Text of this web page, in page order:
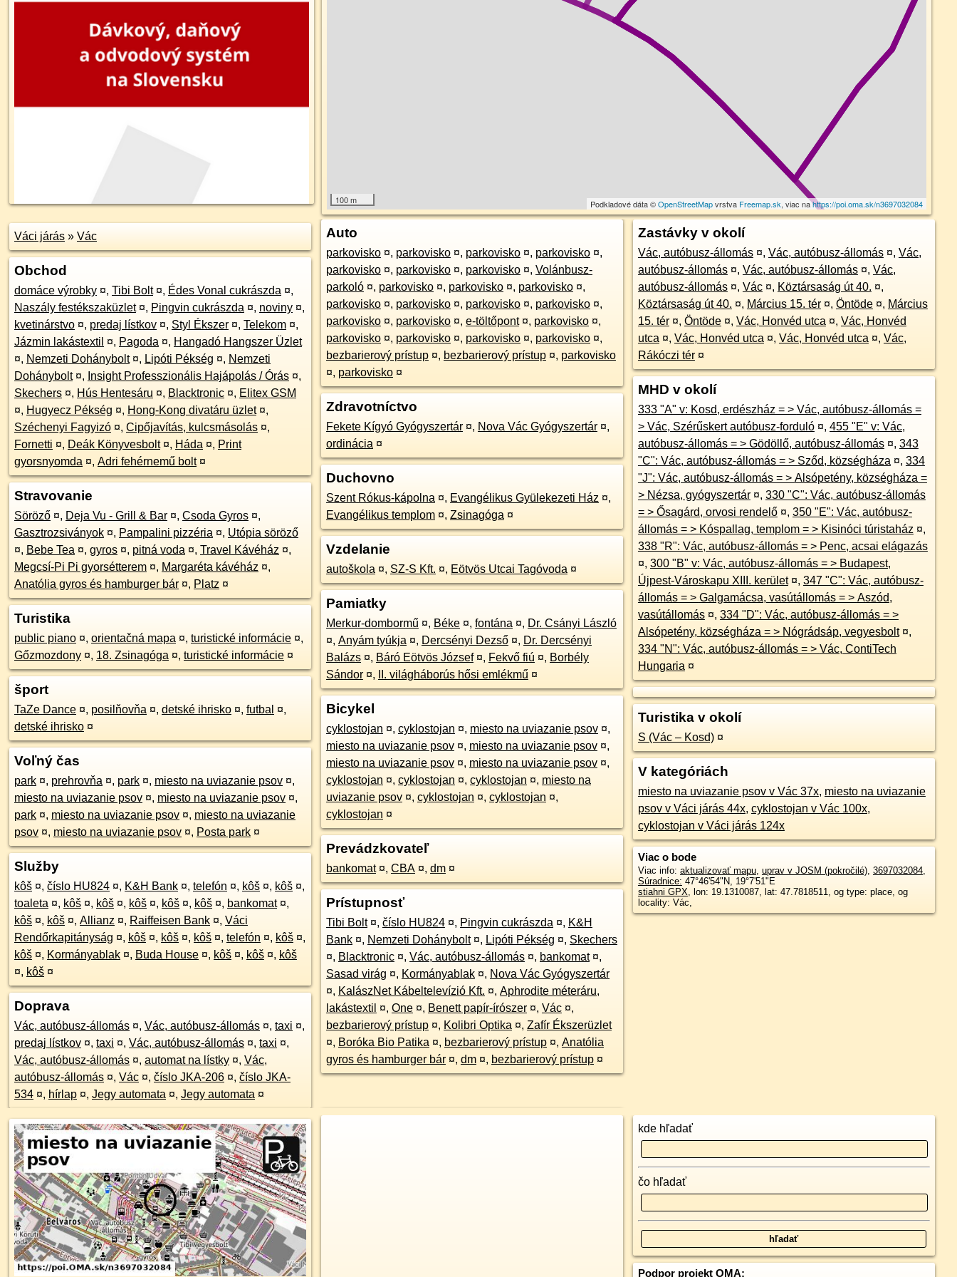
100 m Podkladové dáta ©OpenStreetMapvrstva Freemap.sk, viac nahttps://poi.oma.sk/n3697032084
Váci járás » Vác
Obchod
domáce výrobky ¤, Tibi Bolt ¤, Édes Vonal cukrászda ¤,
Naszály festékszaküzlet ¤, Pingvin cukrászda ¤, noviny ¤,
kvetinárstvo ¤, predaj lístkov ¤, Styl Ékszer ¤, Telekom ¤,
Jázmin lakástextil ¤, Pagoda ¤, Hangadó Hangszer Üzlet
¤, Nemzeti Dohánybolt ¤, Lipóti Pékség ¤, Nemzeti
Dohánybolt ¤, Insight Professzionális Hajápolás / Órás ¤,
Skechers ¤, Hús Hentesáru ¤, Blacktronic ¤, Elitex GSM
¤, Hugyecz Pékség ¤, Hong-Kong divatáru üzlet ¤,
Széchenyi Fagyizó ¤, Cipőjavítás, kulcsmásolás ¤,
Fornetti ¤, Deák Könyvesbolt ¤, Háda ¤, Print
gyorsnyomda ¤, Adri fehérnemű bolt ¤
Stravovanie
Söröző ¤, Deja Vu - Grill & Bar ¤, Csoda Gyros ¤,
Gasztrozsiványok ¤, Pampalini pizzéria ¤, Utópia söröző
¤, Bebe Tea ¤, gyros ¤, pitná voda ¤, Travel Kávéház ¤,
Megcsí-Pi Pi gyorsétterem ¤, Margaréta kávéház ¤,
Anatólia gyros és hamburger bár ¤, Platz ¤
Turistika
public piano ¤, orientačná mapa ¤, turistické informácie ¤,
Gőzmozdony ¤, 18. Zsinagóga ¤, turistické informácie ¤
šport
TaZe Dance ¤, posilňovňa ¤, detské ihrisko ¤, futbal ¤,
detské ihrisko ¤
Voľný čas
park ¤, prehrovňa ¤, park ¤, miesto na uviazanie psov ¤,
miesto na uviazanie psov ¤, miesto na uviazanie psov ¤,
park ¤, miesto na uviazanie psov ¤, miesto na uviazanie
psov ¤, miesto na uviazanie psov ¤, Posta park ¤
Služby
kôš ¤, číslo HU824 ¤, K&H Bank ¤, telefón ¤, kôš ¤, kôš ¤,
toaleta ¤, kôš ¤, kôš ¤, kôš ¤, kôš ¤, kôš ¤, bankomat ¤,
kôš ¤, kôš ¤, Allianz ¤, Raiffeisen Bank ¤, Váci
Rendőrkapitányság ¤, kôš ¤, kôš ¤, kôš ¤, telefón ¤, kôš ¤,
kôš ¤, Kormányablak ¤, Buda House ¤, kôš ¤, kôš ¤, kôš
¤, kôš ¤
Doprava
Vác, autóbusz-állomás ¤, Vác, autóbusz-állomás ¤, taxi ¤,
predaj lístkov ¤, taxi ¤, Vác, autóbusz-állomás ¤, taxi ¤,
Vác, autóbusz-állomás ¤, automat na lístky ¤, Vác,
autóbusz-állomás ¤, Vác ¤, číslo JKA-206 ¤, číslo JKA-
534 ¤, hírlap ¤, Jegy automata ¤, Jegy automata ¤
Auto
parkovisko ¤, parkovisko ¤, parkovisko ¤, parkovisko ¤,
parkovisko ¤, parkovisko ¤, parkovisko ¤, Volánbusz-
parkoló ¤, parkovisko ¤, parkovisko ¤, parkovisko ¤,
parkovisko ¤, parkovisko ¤, parkovisko ¤, parkovisko ¤,
parkovisko ¤, parkovisko ¤, e-töltőpont ¤, parkovisko ¤,
parkovisko ¤, parkovisko ¤, parkovisko ¤, parkovisko ¤,
bezbarierový prístup ¤, bezbarierový prístup ¤, parkovisko
¤, parkovisko ¤
Zdravotníctvo
Fekete Kígyó Gyógyszertár ¤, Nova Vác Gyógyszertár ¤,
ordinácia ¤
Duchovno
Szent Rókus-kápolna ¤, Evangélikus Gyülekezeti Ház ¤,
Evangélikus templom ¤, Zsinagóga ¤
Vzdelanie
autoškola ¤, SZ-S Kft. ¤, Eötvös Utcai Tagóvoda ¤
Pamiatky
Merkur-dombormű ¤, Béke ¤, fontána ¤, Dr. Csányi László
¤, Anyám tyúkja ¤, Dercsényi Dezső ¤, Dr. Dercsényi
Balázs ¤, Báró Eötvös József ¤, Fekvő fiú ¤, Borbély
Sándor ¤, II. világháborús hősi emlékmű ¤
Bicykel
cyklostojan ¤, cyklostojan ¤, miesto na uviazanie psov ¤,
miesto na uviazanie psov ¤, miesto na uviazanie psov ¤,
miesto na uviazanie psov ¤, miesto na uviazanie psov ¤,
cyklostojan ¤, cyklostojan ¤, cyklostojan ¤, miesto na
uviazanie psov ¤, cyklostojan ¤, cyklostojan ¤,
cyklostojan ¤
Prevádzkovateľ
bankomat ¤, CBA ¤, dm ¤
Prístupnosť
Tibi Bolt ¤, číslo HU824 ¤, Pingvin cukrászda ¤, K&H
Bank ¤, Nemzeti Dohánybolt ¤, Lipóti Pékség ¤, Skechers
¤, Blacktronic ¤, Vác, autóbusz-állomás ¤, bankomat ¤,
Sasad virág ¤, Kormányablak ¤, Nova Vác Gyógyszertár
¤, KalászNet Kábeltelevízió Kft. ¤, Aphrodite méteráru,
lakástextil ¤, One ¤, Benett papír-írószer ¤, Vác ¤,
bezbarierový prístup ¤, Kolibri Optika ¤, Zafír Ékszerüzlet
¤, Boróka Bio Patika ¤, bezbarierový prístup ¤, Anatólia
gyros és hamburger bár ¤, dm ¤, bezbarierový prístup ¤
Zastávky v okolí
Vác, autóbusz-állomás ¤, Vác, autóbusz-állomás ¤, Vác,
autóbusz-állomás ¤, Vác, autóbusz-állomás ¤, Vác,
autóbusz-állomás ¤, Vác ¤, Köztársaság út 40. ¤,
Köztársaság út 40. ¤, Március 15. tér ¤, Öntöde ¤, Március
15. tér ¤, Öntöde ¤, Vác, Honvéd utca ¤, Vác, Honvéd
utca ¤, Vác, Honvéd utca ¤, Vác, Honvéd utca ¤, Vác,
Rákóczi tér ¤
MHD v okolí
333 "A" v: Kosd, erdészház = > Vác, autóbusz-állomás =
> Vác, Szérűskert autóbusz-forduló ¤, 455 "E" v: Vác,
autóbusz-állomás = > Gödöllő, autóbusz-állomás ¤, 343
"C": Vác, autóbusz-állomás = > Sződ, községháza ¤, 334
"J": Vác, autóbusz-állomás = > Alsópetény, községháza =
> Nézsa, gyógyszertár ¤, 330 "C": Vác, autóbusz-állomás
= > Ősagárd, orvosi rendelő ¤, 350 "E": Vác, autóbusz-
állomás = > Kóspallag, templom = > Kisinóci túristaház ¤,
338 "R": Vác, autóbusz-állomás = > Penc, acsai elágazás
¤, 300 "B" v: Vác, autóbusz-állomás = > Budapest,
Újpest-Városkapu XIII. kerület ¤, 347 "C": Vác, autóbusz-
állomás = > Galgamácsa, vasútállomás = > Aszód,
vasútállomás ¤, 334 "D": Vác, autóbusz-állomás = >
Alsópetény, községháza = > Nógrádsáp, vegyesbolt ¤,
334 "N": Vác, autóbusz-állomás = > Vác, ContiTech
Hungaria ¤
Turistika v okolí
S (Vác – Kosd) ¤
V kategóriách
miesto na uviazanie psov v Vác 37x, miesto na uviazanie
psov v Váci járás 44x, cyklostojan v Vác 100x,
cyklostojan v Váci járás 124x
Viac o bode
Viac info: aktualizovať mapu, uprav v JOSM (pokročilé), 3697032084,
Súradnice: 47°46'54"N, 19°7'51"E
stiahni GPX, lon: 19.1310087, lat: 47.7818511, og type: place, og
locality: Vác,
kde hľadať
čo hľadať
Podpor projekt OMA: